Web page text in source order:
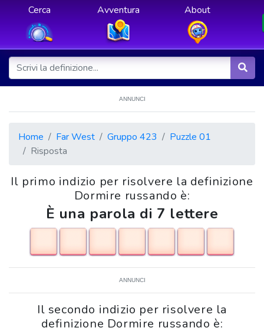
Cerca Avventura About
ANNUNCI
Home Far West Gruppo 423
Puzzle 01
Risposta
Il primo indizio per risolvere la definizione
Dormire russando è:
È una parola di 7 lettere
ANNUNCI
Il secondo indizio per risolvere la
definizione Dormire russando è: